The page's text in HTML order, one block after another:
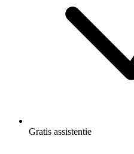
Gratis assistentie